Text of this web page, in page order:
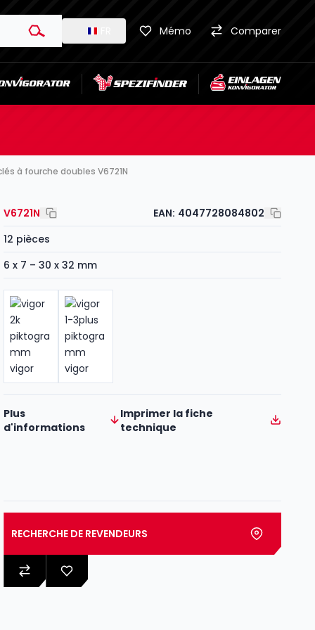
Mémo Comparer
à fourche doubles V6721N
V6721N EAN: 4047728084802
12 pièces
6 x 7 – 30 x 32 mm
Plus
d'informations
Imprimer la fiche
technique
RECHERCHE DE REVENDEURS